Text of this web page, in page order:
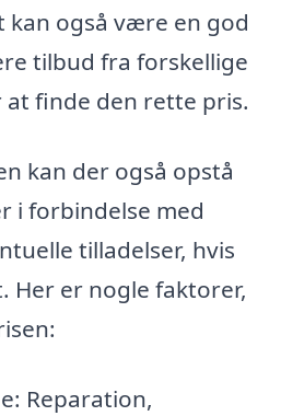
kan også være en god
tilbud fra forskellige
finde den rette pris.
kan der også opstå
i forbindelse med
tilladelser, hvis
Her er nogle faktorer,
Reparation,